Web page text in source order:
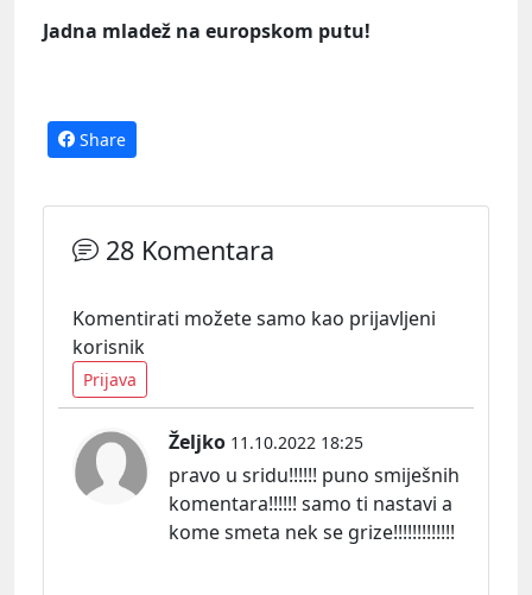
Jadna mladež na europskom putu!
Share
28 Komentara
Komentirati možete samo kao prijavljeni
korisnik
Prijava
Željko 11.10.2022 18:25
pravo u sridu!!!!!! puno smiješnih
komentara!!!!!! samo ti nastavi a
kome smeta nek se grize!!!!!!!!!!!!!